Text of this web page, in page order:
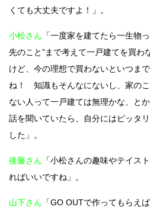
くても大丈夫ですよ！」。
小松さん 「一度家を建てたら一生物
先のこと”まで考えて一戸建てを買わ
けど、今の理想で買わないといつま
ね！ 知識もそんなにないし、家の
ない人って一戸建ては無理かな、と
話を聞いていたら、自分にはピッタ
した」。
後藤さん 「小松さんの趣味やテイス
ればいいですね」。
山下さん 「GO OUTで作ってもらえ